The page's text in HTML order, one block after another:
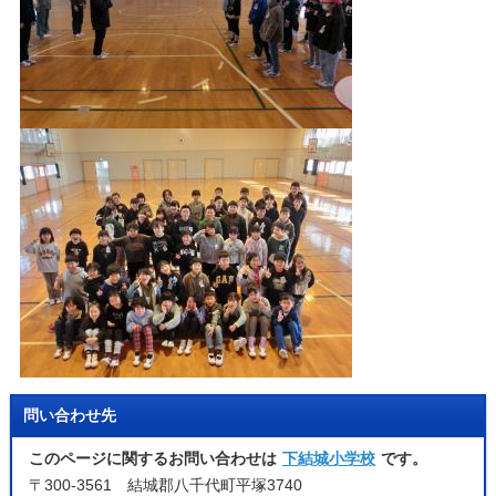
問い合わせ先
このページに関するお問い合わせは 下結城小学校 です。
〒300-3561 結城郡八千代町平塚3740